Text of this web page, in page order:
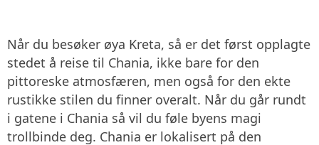
Når du besøker øya Kreta, så er det først opplagte
stedet å reise til Chania, ikke bare for den
pittoreske atmosfæren, men også for den ekte
rustikke stilen du finner overalt. Når du går rundt
i gatene i Chania så vil du føle byens magi
trollbinde deg. Chania er lokalisert på den